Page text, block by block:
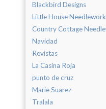
Blackbird Designs
Little House
Country Cottage
Navidad
Revistas
La Casina Roja
punto de cruz
Marie Suarez
Tralala